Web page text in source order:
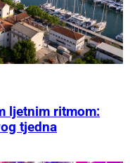
ljetnim ritmom:
tjedna